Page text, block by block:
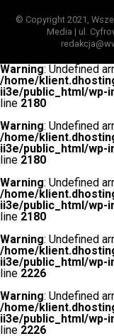
© Copyright 2021,
Media | ul.
Warning: Undefined
/home/
ii3e/public_html/wp-
line 2180
Warning: Undefined
/home/
ii3e/public_html/wp-
line 2180
Warning: Undefined
/home/
ii3e/public_html/wp-
line 2180
Warning: Undefined
/home/
ii3e/public_html/wp-
line 2226
Warning: Undefined
/home/
ii3e/public_html/wp-
line 2226